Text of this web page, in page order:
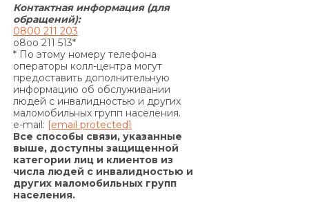
Контактная информация (для
обращений):
0800 211 203
o8oo 211 513*
* По этому номеру телефона
операторы колл-центра могут
предоставить дополнительную
информацию об обслуживании
людей с инвалидностью и других
маломобильных групп населения.
e-mail: [email protected]
Все способы связи, указанные
выше, доступны защищенной
категории лиц и клиентов из
числа людей с инвалидностью и
других маломобильных групп
населения.